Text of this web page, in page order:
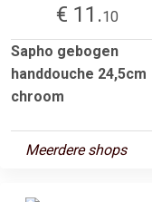
€ 11.10
Sapho gebogen
handdouche 24,5cm
chroom
Meerdere shops